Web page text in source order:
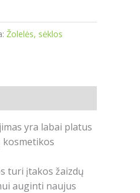
Žolelės, sėklos
yra labai platus
kosmetikos
turi įtakos žaizdų
auginti naujus